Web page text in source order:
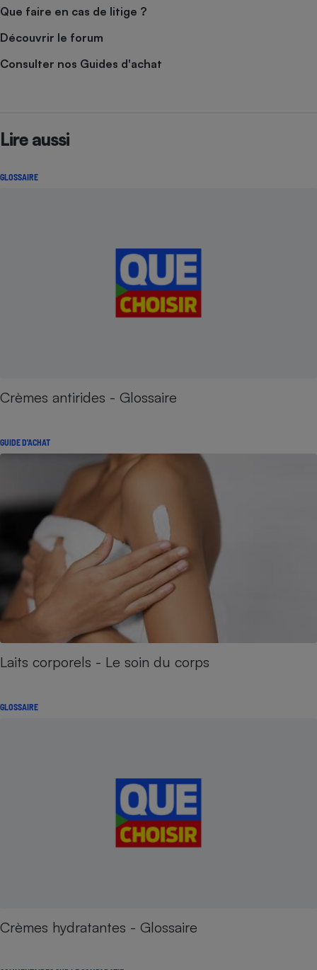
Que faire en cas de litige ?
Découvrir le forum
Consulter nos Guides d'achat
Lire aussi
GLOSSAIRE
Crèmes antirides - Glossaire
GUIDE D'ACHAT
Laits corporels - Le soin du corps
GLOSSAIRE
Crèmes hydratantes - Glossaire